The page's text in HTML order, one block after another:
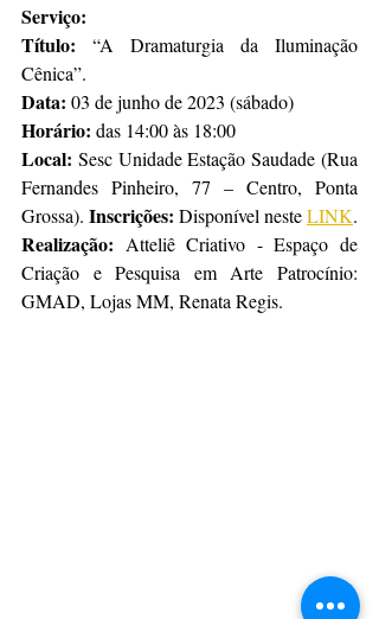
Serviço:
Título: “A Dramaturgia da Iluminação
Cênica”.
Data: 03 de junho de 2023 (sábado)
Horário: das 14:00 às 18:00
Local: Sesc Unidade Estação Saudade (Rua
Fernandes Pinheiro, 77 – Centro, Ponta
Grossa). Inscrições: Disponível neste LINK.
Realização: Atteliê Criativo - Espaço de
Criação e Pesquisa em Arte Patrocínio:
GMAD, Lojas MM, Renata Regis.